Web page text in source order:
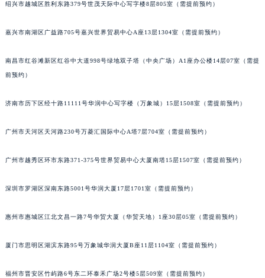
绍兴市越城区胜利东路379号世茂天际中心写字楼8层805室（需提前预约）
嘉兴市南湖区广益路705号嘉兴世界贸易中心A座13层1304室（需提前预约）
南昌市红谷滩新区红谷中大道998号绿地双子塔（中央广场）A1座办公楼14层07室（需提
前预约）
济南市历下区经十路11111号华润中心写字楼（万象城）15层1508室（需提前预约）
广州市天河区天河路230号万菱汇国际中心A塔7层704室（需提前预约）
广州市越秀区环市东路371-375号世界贸易中心大厦南塔15层1507室（需提前预约）
深圳市罗湖区深南东路5001号华润大厦17层1701室（需提前预约）
惠州市惠城区江北文昌一路7号华贸大厦（华贸天地）1座30层05室（需提前预约）
厦门市思明区湖滨东路95号万象城华润大厦B座11层1104室（需提前预约）
福州市晋安区竹屿路6号东二环泰禾广场2号楼5层509室（需提前预约）